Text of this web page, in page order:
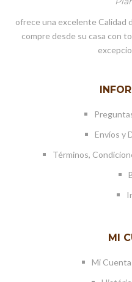
ofrece una excelente Calidad
compre desde su casa con
Envíos y
Términos,
MI
Mi